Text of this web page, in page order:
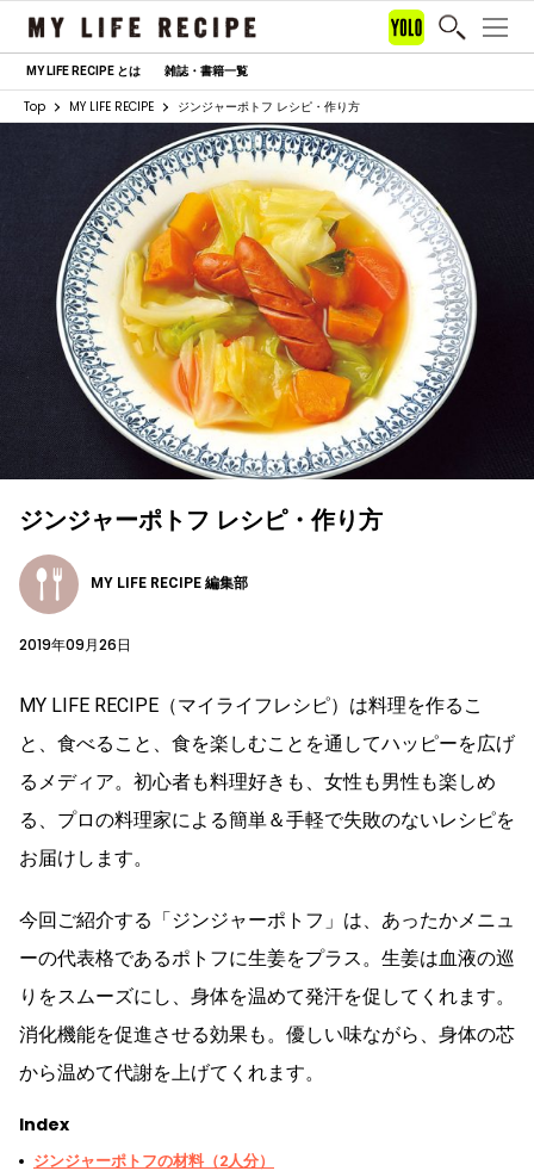
MY LIFE RECIPE とは 雑誌・書籍一覧
Top MY LIFE RECIPE ジンジャーポトフ レシピ・作り方
ジンジャーポトフ レシピ・作り方
MY LIFE RECIPE 編集部
2019年09月26日
MY LIFE RECIPE（マイライフレシピ）は料理を作るこ
と、食べること、食を楽しむことを通してハッピーを広げ
るメディア。初心者も料理好きも、女性も男性も楽しめ
る、プロの料理家による簡単＆手軽で失敗のないレシピを
お届けします。
今回ご紹介する「ジンジャーポトフ」は、あったかメニュ
ーの代表格であるポトフに生姜をプラス。生姜は血液の巡
りをスムーズにし、身体を温めて発汗を促してくれます。
消化機能を促進させる効果も。優しい味ながら、身体の芯
から温めて代謝を上げてくれます。
Index
ジンジャーポトフの材料（2人分）